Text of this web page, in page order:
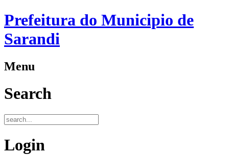
Prefeitura do Municipio de
Sarandi
Menu
Search
Login